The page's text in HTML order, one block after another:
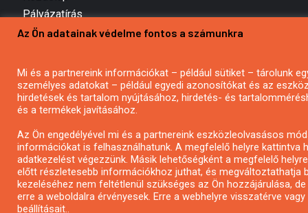
Pályázatírás
Bemutatkozás
Hírlevél feliratkozás
Impresszum
Kapcsolat
Az Ön adatainak védelme fontos a számunkra
Mi és a partnereink információkat – például sütiket – tárolunk
személyes adatokat – például egyedi azonosítókat és az
hirdetések és tartalom nyújtásához, hirdetés- és
és a termékek javításához.
Az Ön engedélyével mi és a partnereink eszközleolvasásos
információkat is felhasználhatunk. A megfelelő helyre
adatkezelést végezzünk. Másik lehetőségként a megfelelő
előtt részletesebb információkhoz juthat, és megváltoztathatja
kezeléséhez nem feltétlenül szükséges az Ön hozzájárulása,
erre a weboldalra érvényesek. Erre a webhelyre visszatérve
beállításait..